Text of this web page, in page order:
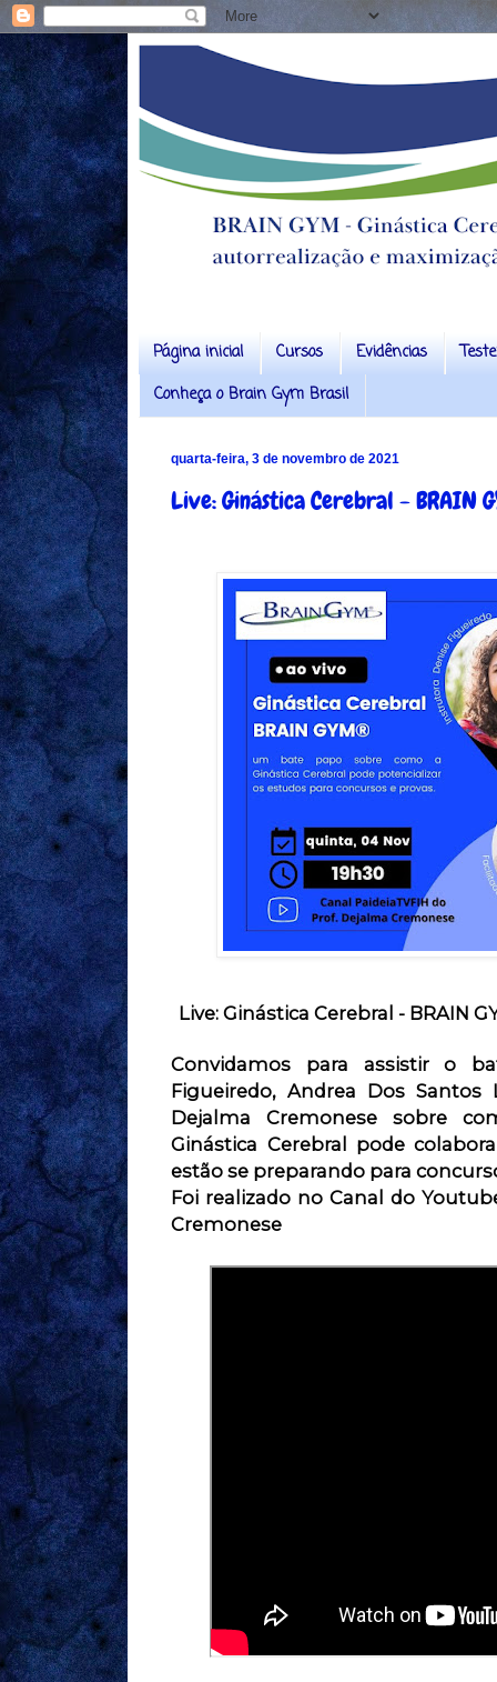
Página inicial Cursos Evidências
Conheça o Brain Gym Brasil
quarta-feira, 3 de novembro de 2021
Live: Ginástica Cerebral - BRAIN
Live: Ginástica Cerebral - BRAIN
Convidamos para assistir o
Figueiredo, Andrea Dos Santos
Ginástica Cerebral pode
estão se preparando para
Foi realizado no Canal do
Cremonese